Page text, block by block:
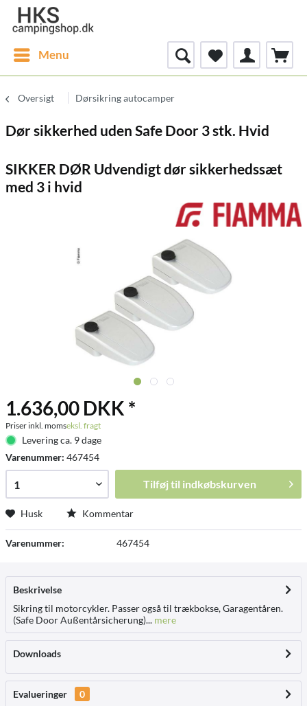
Menu
Oversigt Dørsikring autocamper
Dør sikkerhed uden Safe Door 3 stk. Hvid
SIKKER DØR Udvendigt dør sikkerhedssæt
med 3 i hvid
1.636,00 DKK *
Priser inkl. momseksl. fragt
Levering ca. 9 dage
Varenummer: 467454
Tilføj til indkøbskurven
Husk Kommentar
Varenummer: 467454
Beskrivelse
Sikring til motorcykler. Passer også til trækbokse, Garagentåren.
(Safe Door Außentårsicherung)... mere
Downloads
Evalueringer
0